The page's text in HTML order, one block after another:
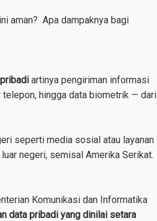
aman? Apa dampaknya bagi
artinya pengiriman informasi
hingga data biometrik — dari
seperti media sosial atau layanan
negeri, semisal Amerika Serikat.
Komunikasi dan Informatika
data pribadi yang dinilai setara